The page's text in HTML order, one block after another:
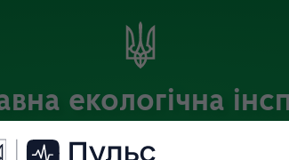
екологічна